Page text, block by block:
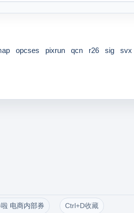
opcses pixrun qcn r26 sig svx
电商内部券 Ctrl+D收藏